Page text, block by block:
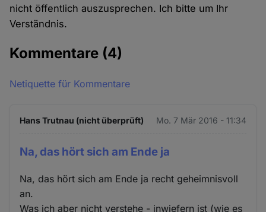
nicht öffentlich auszusprechen. Ich bitte um Ihr
Verständnis.
Kommentare (4)
Netiquette für Kommentare
Hans Trutnau (nicht überprüft) Mo. 7 Mär 2016 - 11:34
Na, das hört sich am Ende ja
Na, das hört sich am Ende ja recht geheimnisvoll
an.
Was ich aber nicht verstehe - inwiefern ist (wie es